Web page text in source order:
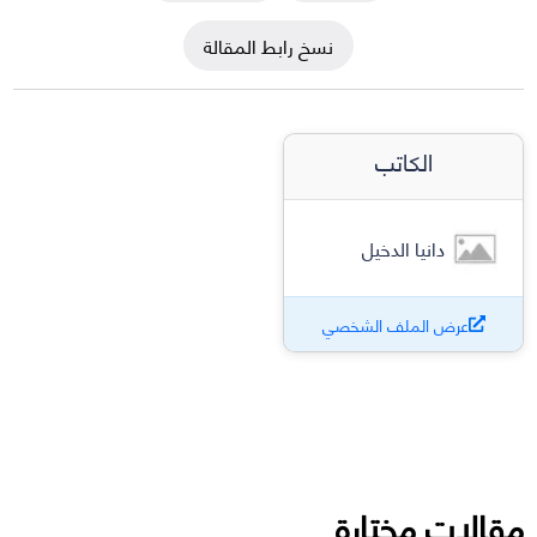
نسخ رابط المقالة
الكاتب
دانيا الدخيل
عرض الملف الشخصي
مقالات مختارة